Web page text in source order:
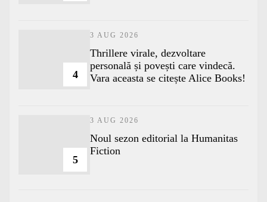
4
3 AUG 2026
Thrillere virale, dezvoltare
personală și povești care vindecă.
Vara aceasta se citește Alice Books!
5
3 AUG 2026
​Noul sezon editorial la Humanitas
Fiction